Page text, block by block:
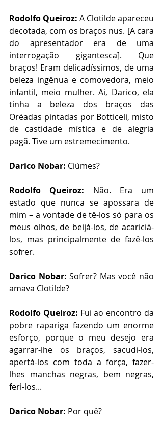
Rodolfo Queiroz: A Clotilde apareceu
decotada, com os braços nus. [A cara
do apresentador era de uma
interrogação gigantesca]. Que
braços! Eram delicadíssimos, de uma
beleza ingênua e comovedora, meio
infantil, meio mulher. Ai, Darico, ela
tinha a beleza dos braços das
Oréadas pintadas por Botticeli, misto
de castidade mística e de alegria
pagã. Tive um estremecimento.
Darico Nobar: Ciúmes?
Rodolfo Queiroz: Não. Era um
estado que nunca se apossara de
mim – a vontade de tê-los só para os
meus olhos, de beijá-los, de acariciá-
los, mas principalmente de fazê-los
sofrer.
Darico Nobar: Sofrer? Mas você não
amava Clotilde?
Rodolfo Queiroz: Fui ao encontro da
pobre rapariga fazendo um enorme
esforço, porque o meu desejo era
agarrar-lhe os braços, sacudi-los,
apertá-los com toda a força, fazer-
lhes manchas negras, bem negras,
feri-los...
Darico Nobar: Por quê?